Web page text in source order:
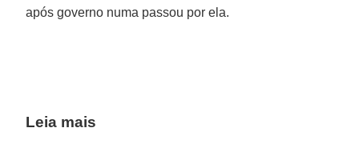
após governo numa passou por ela.
Leia mais